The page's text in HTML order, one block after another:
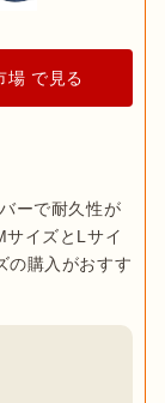
場 で見る
ーで耐久性が
サイズとLサイ
の購入がおすす